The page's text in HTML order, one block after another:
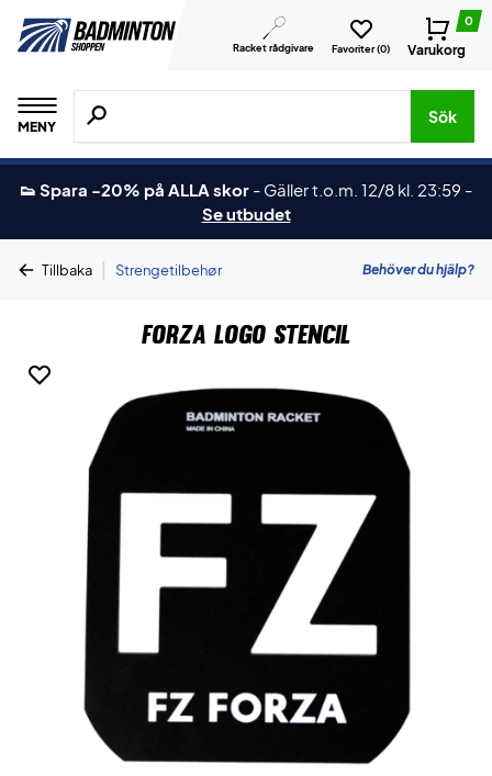
Racket rådgivare Favoriter (0)
0
Varukorg
MENY
Sök efter produkter, märken osv.
Sök
👟 Spara -20% på ALLA skor - Gäller t.o.m. 12/8 kl. 23:59 -
Se utbudet
Tillbaka | Strengetilbehør Behöver du hjälp?
Forza Logo Stencil